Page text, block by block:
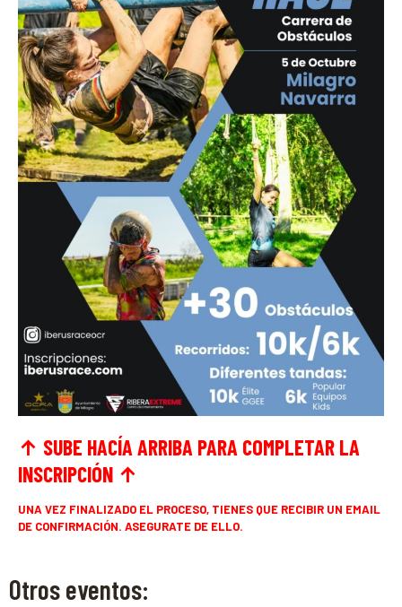
↑ SUBE HACÍA ARRIBA PARA COMPLETAR LA
INSCRIPCIÓN ↑
UNA VEZ FINALIZADO EL PROCESO, TIENES QUE RECIBIR UN EMAIL
DE CONFIRMACIÓN. ASEGURATE DE ELLO.
Otros eventos: